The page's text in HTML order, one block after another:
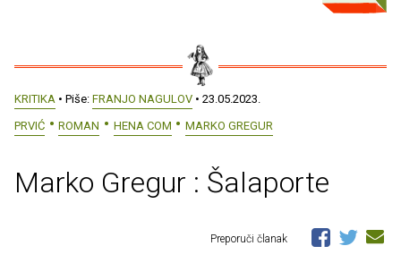
KRITIKA • Piše: FRANJO NAGULOV • 23.05.2023.
PRVIĆ
ROMAN HENA COM MARKO GREGUR
Marko Gregur : Šalaporte
Preporuči članak